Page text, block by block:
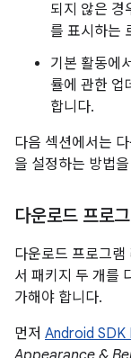
되지 않은 경
를 표시하는
기본 활동에
률에 관한 업
합니다.
다음 섹션에서는
을 설정하는 방법
다운로드 프로
다운로드 프로그
서 패키지 두 개를
가해야 합니다.
먼저 Android SDK